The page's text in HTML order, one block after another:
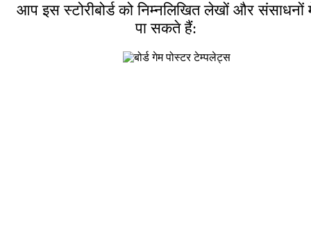
आप इस स्टोरीबोर्ड को निम्नलिखित लेखों और संसाधनों
पा सकते हैं: